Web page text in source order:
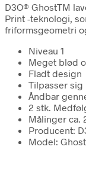
D3O® GhostTM
Print -teknologi,
friformsgeometri
Niveau 1
Meget blød
Fladt design
Tilpasser
Åndbar
2 stk.
Målinger ca.
Producent:
Model: